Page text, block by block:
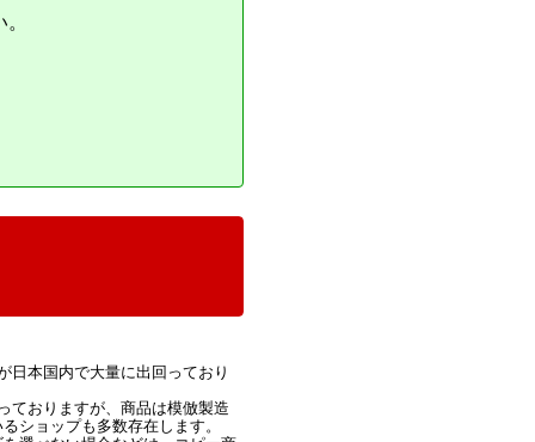
日本国内で大量に出回っており
ておりますが、商品は模倣製造
ショップも多数存在します。